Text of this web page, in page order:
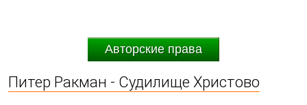
Авторские права
Питер Ракман - Судилище Христово